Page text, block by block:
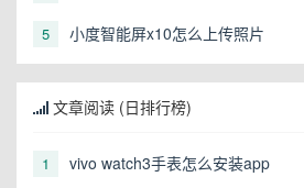
5 小度智能屏x10怎么上传照片
文章阅读 (日排行榜)
1 vivo watch3手表怎么安装app